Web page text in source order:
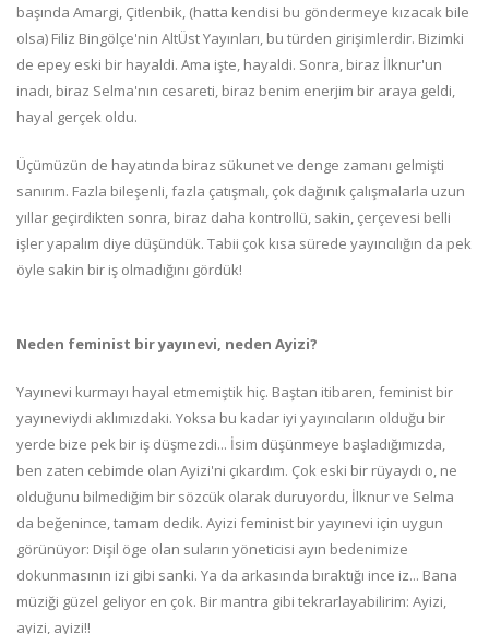
başında Amargi, Çitlenbik, (hatta kendisi bu göndermeye kızacak bile
olsa) Filiz Bingölçe'nin AltÜst Yayınları, bu türden girişimlerdir. Bizimki
de epey eski bir hayaldi. Ama işte, hayaldi. Sonra, biraz İlknur'un
inadı, biraz Selma'nın cesareti, biraz benim enerjim bir araya geldi,
hayal gerçek oldu.
Üçümüzün de hayatında biraz sükunet ve denge zamanı gelmişti
sanırım. Fazla bileşenli, fazla çatışmalı, çok dağınık çalışmalarla uzun
yıllar geçirdikten sonra, biraz daha kontrollü, sakin, çerçevesi belli
işler yapalım diye düşündük. Tabii çok kısa sürede yayıncılığın da pek
öyle sakin bir iş olmadığını gördük!
Neden feminist bir yayınevi, neden Ayizi?
Yayınevi kurmayı hayal etmemiştik hiç. Baştan itibaren, feminist bir
yayıneviydi aklımızdaki. Yoksa bu kadar iyi yayıncıların olduğu bir
yerde bize pek bir iş düşmezdi... İsim düşünmeye başladığımızda,
ben zaten cebimde olan Ayizi'ni çıkardım. Çok eski bir rüyaydı o, ne
olduğunu bilmediğim bir sözcük olarak duruyordu, İlknur ve Selma
da beğenince, tamam dedik. Ayizi feminist bir yayınevi için uygun
görünüyor: Dişil öge olan suların yöneticisi ayın bedenimize
dokunmasının izi gibi sanki. Ya da arkasında bıraktığı ince iz... Bana
müziği güzel geliyor en çok. Bir mantra gibi tekrarlayabilirim: Ayizi,
ayizi, ayizi!!